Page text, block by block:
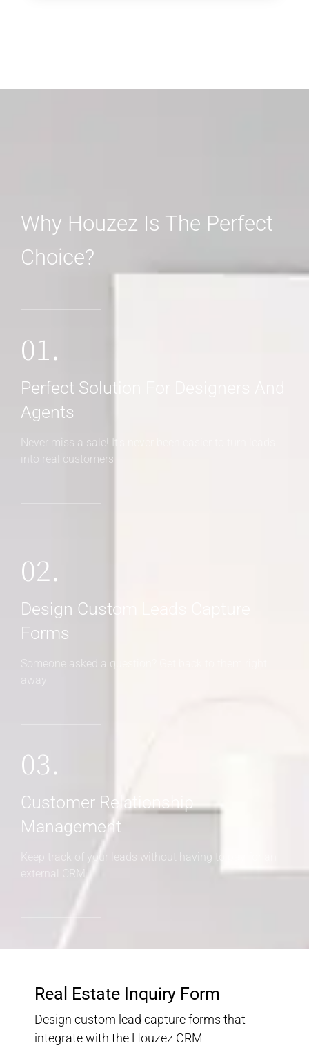
Why Houzez Is The Perfect
Choice?
01.
Perfect Solution For Designers And
Agents
Never miss a sale! It's never been easier to turn leads
into real customers
02.
Design Custom Leads Capture
Forms
Someone asked a question? Get back to them right
away
03.
Customer Relationship
Management
Keep track of your leads without having to pay for an
external CRM
Real Estate Inquiry Form
Design custom lead capture forms that
integrate with the Houzez CRM